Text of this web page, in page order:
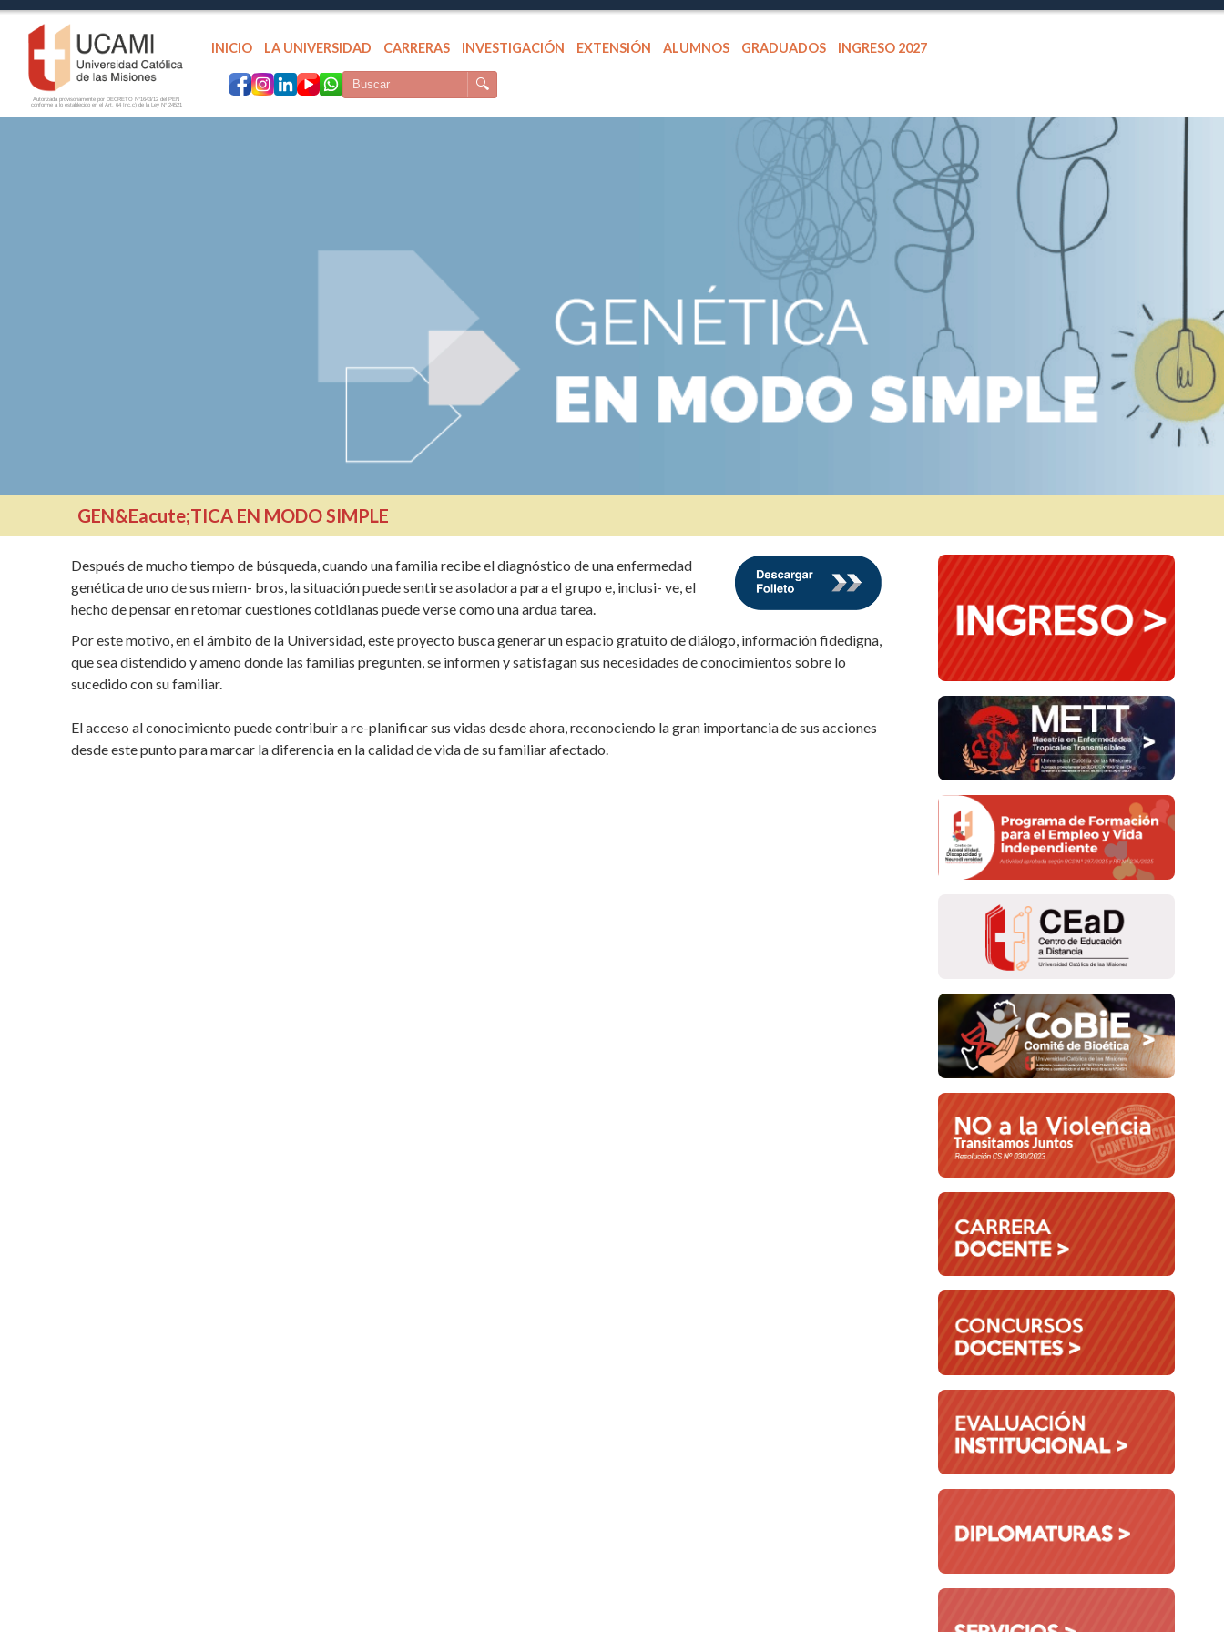
Autorizada provisoriamente por DECRETO N°1643/12 del PEN
conforme a lo establecido en el Art. 64 Inc.c) de la Ley N° 24521
INICIO LA UNIVERSIDAD CARRERAS INVESTIGACIÓN EXTENSIÓN ALUMNOS GRADUADOS INGRESO 2027
🔍
GEN&Eacute;TICA EN MODO SIMPLE
Después de mucho tiempo de búsqueda, cuando una familia recibe el diagnóstico de una enfermedad
genética de uno de sus miem- bros, la situación puede sentirse asoladora para el grupo e, inclusi- ve, el
hecho de pensar en retomar cuestiones cotidianas puede verse como una ardua tarea.
Por este motivo, en el ámbito de la Universidad, este proyecto busca generar un espacio gratuito de diálogo, información fidedigna,
que sea distendido y ameno donde las familias pregunten, se informen y satisfagan sus necesidades de conocimientos sobre lo
sucedido con su familiar.
El acceso al conocimiento puede contribuir a re-planificar sus vidas desde ahora, reconociendo la gran importancia de sus acciones
desde este punto para marcar la diferencia en la calidad de vida de su familiar afectado.